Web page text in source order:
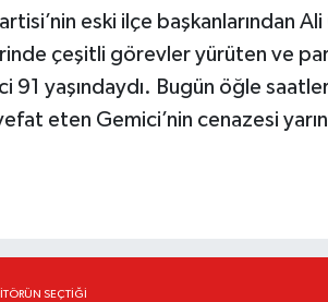
eski ilçe başkanlarından
çeşitli görevler yürüten ve
91 yaşındaydı. Bugün öğle
eten Gemici’nin cenazesi
SEÇTIĞI